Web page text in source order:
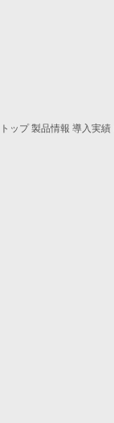
トップ 製品情報 導入実績